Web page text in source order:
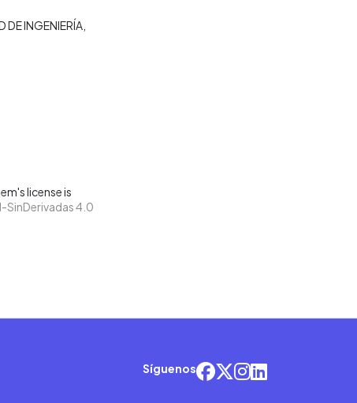
DE INGENIERÍA
license is
4.0
Síguenos